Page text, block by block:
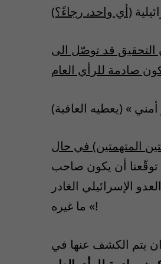
(أي واحد، رجاءً؟)
التحقيق قد توصّل الى
المتهمتين) في حال
توقّعنا أن يكون صاحب
الإسرائيلي الغادر
» ما غيره!
يتم الكشف عنها في